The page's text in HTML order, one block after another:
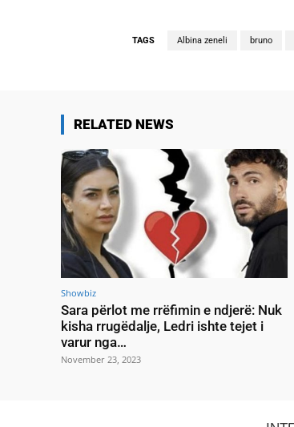
TAGS Albina zeneli bruno
RELATED NEWS
Showbiz
Sara përlot me rrëfimin e ndjerë: Nuk
kisha rrugëdalje, Ledri ishte tejet i
varur nga…
November 23, 2023